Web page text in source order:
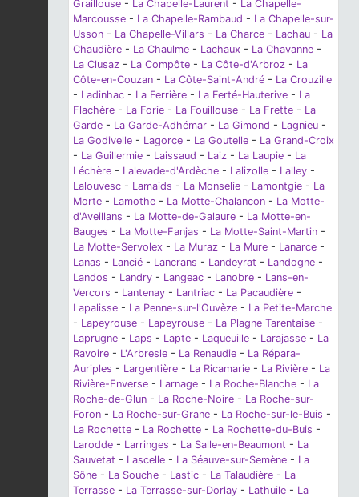
Graillouse - La Chapelle-Laurent -
La Chapelle-
Marcousse - La Chapelle-Rambaud - La Chapelle-sur-
Usson - La Chapelle-Villars - La Charce - Lachau - La
Chaudière - La Chaulme - Lachaux - La Chavanne -
La Clusaz - La Compôte - La Côte-d'Arbroz - La
Côte-en-Couzan - La Côte-Saint-André - La Crouzille
- Ladinhac - La Ferrière - La Ferté-Hauterive - La
Flachère - La Forie - La Fouillouse - La Frette - La
Garde - La Garde-Adhémar - La Gimond - Lagnieu -
La Godivelle - Lagorce - La Goutelle - La Grand-Croix
- La Guillermie - Laissaud - Laiz - La Laupie - La
Léchère - Lalevade-d'Ardèche - Lalizolle - Lalley -
Lalouvesc - Lamaids - La Monselie - Lamontgie - La
Morte - Lamothe - La Motte-Chalancon - La Motte-
d'Aveillans - La Motte-de-Galaure - La Motte-en-
Bauges - La Motte-Fanjas - La Motte-Saint-Martin -
La Motte-Servolex - La Muraz - La Mure - Lanarce -
Lanas - Lancié - Lancrans - Landeyrat - Landogne -
Landos - Landry - Langeac - Lanobre - Lans-en-
Vercors - Lantenay - Lantriac - La Pacaudière -
Lapalisse - La Penne-sur-l'Ouvèze - La Petite-Marche
- Lapeyrouse - Lapeyrouse - La Plagne Tarentaise -
Laprugne - Laps - Lapte - Laqueuille - Larajasse - La
Ravoire - L'Arbresle - La Renaudie - La Répara-
Auriples - Largentière - La Ricamarie - La Rivière - La
Rivière-Enverse - Larnage - La Roche-Blanche - La
Roche-de-Glun - La Roche-Noire - La Roche-sur-
Foron - La Roche-sur-Grane - La Roche-sur-le-Buis -
La Rochette - La Rochette - La Rochette-du-Buis -
Larodde - Larringes - La Salle-en-Beaumont - La
Sauvetat - Lascelle - La Séauve-sur-Semène - La
Sône - La Souche - Lastic - La Talaudière - La
Terrasse - La Terrasse-sur-Dorlay - Lathuile - La